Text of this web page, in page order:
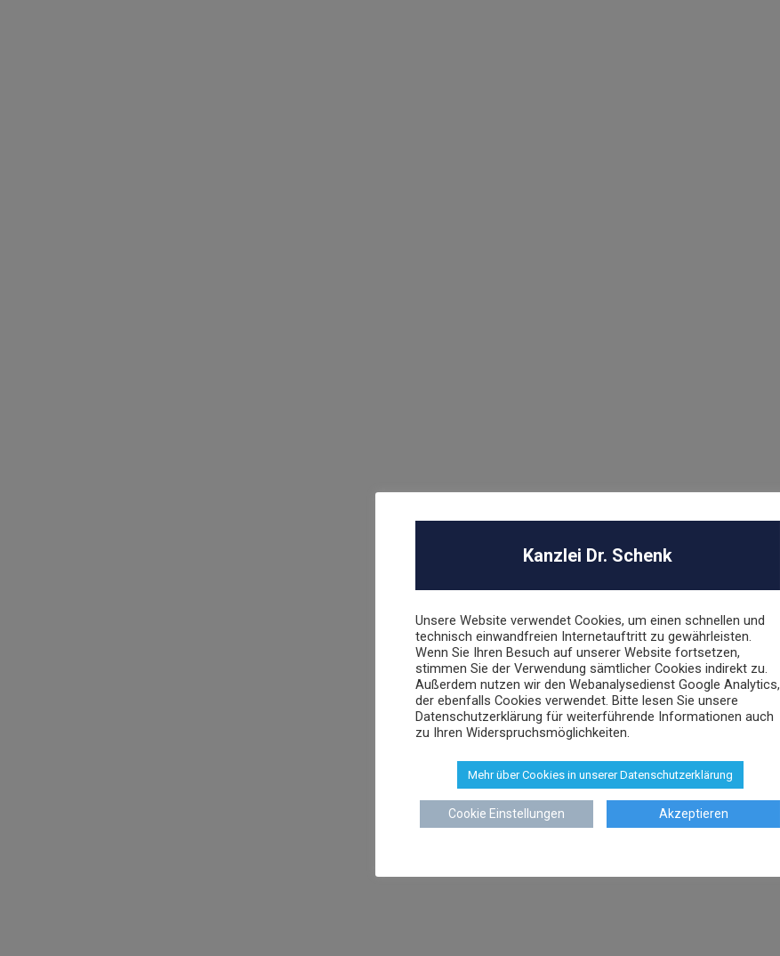
Kanzlei Dr. Schenk
Unsere Website verwendet Cookies, um einen schnellen und
technisch einwandfreien Internetauftritt zu gewährleisten.
Wenn Sie Ihren Besuch auf unserer Website fortsetzen,
stimmen Sie der Verwendung sämtlicher Cookies indirekt zu.
Außerdem nutzen wir den Webanalysedienst Google Analytics,
der ebenfalls Cookies verwendet. Bitte lesen Sie unsere
Datenschutzerklärung für weiterführende Informationen auch
zu Ihren Widerspruchsmöglichkeiten.
Mehr über Cookies in unserer Datenschutzerklärung
Cookie Einstellungen Akzeptieren